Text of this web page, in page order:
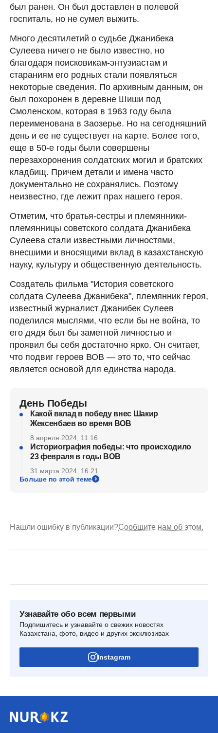
был ранен. Он был доставлен в полевой
госпиталь, но не сумел выжить.
Много десятилетий о судьбе Джанибека
Сулеева ничего не было известно, но
благодаря поисковикам-энтузиастам и
стараниям его родных стали появляться
некоторые сведения. По архивным данным, он
был похоронен в деревне Шиши под
Смоленском, которая в 1963 году была
переименована в Заозерье. Но на сегодняшний
день и ее не существует на карте. Более того,
еще в 50-е годы были совершены
перезахоронения солдатских могил и братских
кладбищ. Причем детали и имена часто
документально не сохранялись. Поэтому
неизвестно, где лежит прах нашего героя.
Отметим, что братья-сестры и племянники-
племянницы советского солдата Джанибека
Сулеева стали известными личностями,
внесшими и вносящими вклад в казахстанскую
науку, культуру и общественную деятельность.
Создатель фильма "История советского
солдата Сулеева Джанибека", племянник героя,
известный журналист Джанибек Сулеев
поделился мыслями, что если бы не война, то
его дядя был бы заметной личностью и
проявил бы себя достаточно ярко. Он считает,
что подвиг героев ВОВ — это то, что сейчас
является основой для единства народа.
День Победы
Какой вклад в победу внес Шакир
Жексенбаев во время ВОВ
8 апреля 2024, 11:16
Историография победы: что происходило
23 февраля в годы ВОВ
31 марта 2024, 16:21
Больше по этой теме
Нашли ошибку в публикации?Сообщите нам об этом.
Узнавайте обо всем первыми
Подпишитесь и узнавайте о свежих новостях
Казахстана, фото, видео и других эксклюзивах
Instagram